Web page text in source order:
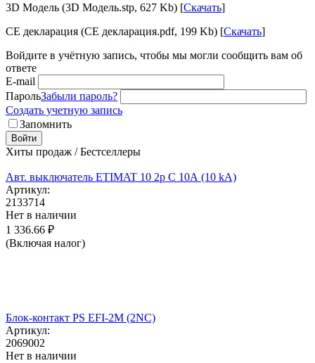
3D Модель (3D Модель.stp, 627 Kb) [Скачать]
CE декларация (CE декларация.pdf, 199 Kb) [Скачать]
Войдите в учётную запись, чтобы мы могли сообщить вам об
ответе
E-mail
ПарольЗабыли пароль?
Создать учетную запись
Запомнить
Войти
Хиты продаж / Бестселлеры
Авт. выключатель ETIMAT 10 2p C 10А (10 kA)
Артикул:
2133714
Нет в наличии
1 336.66 ₽
(Включая налог)
Блок-контакт PS EFI-2M (2NC)
Артикул:
2069002
Нет в наличии